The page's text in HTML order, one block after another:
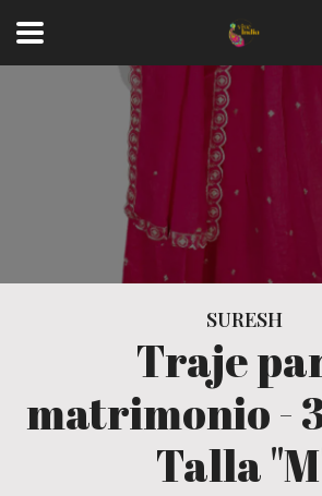
SURESH
Traje
matrimonio -
Talla